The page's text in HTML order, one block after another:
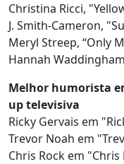
Christina Ricci,
J. Smith-Cameron,
Meryl Streep, “Only
Hannah
Melhor humorista
up televisiva
Ricky Gervais em
Trevor Noah em
Chris Rock em